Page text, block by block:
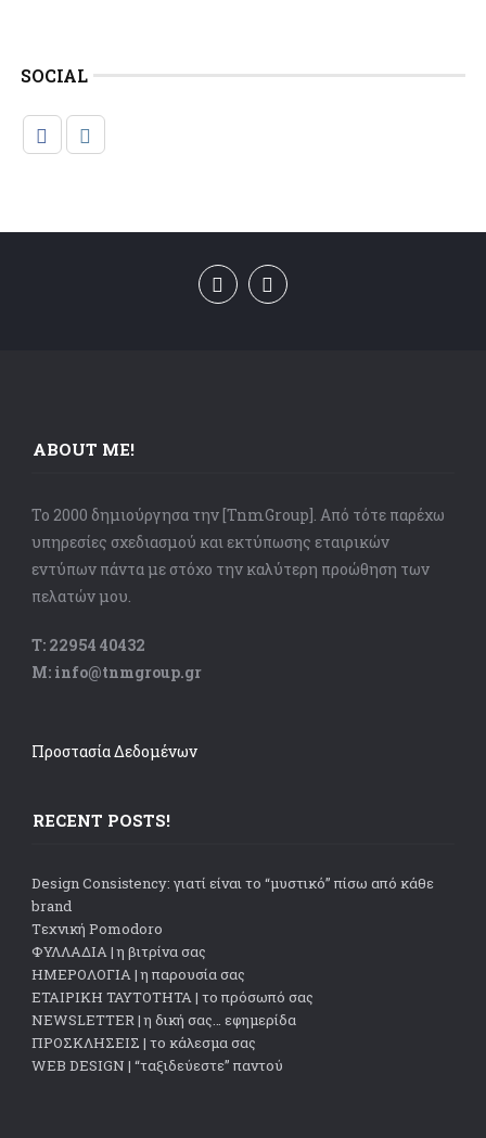
SOCIAL
ABOUT ME!
Το 2000 δημιούργησα την [TnmGroup]. Από τότε παρέχω
υπηρεσίες σχεδιασμού και εκτύπωσης εταιρικών
εντύπων πάντα με στόχο την καλύτερη προώθηση των
πελατών μου.
Τ: 22954 40432
Μ: info@tnmgroup.gr
Προστασία Δεδομένων
RECENT POSTS!
Design Consistency: γιατί είναι το “μυστικό” πίσω από κάθε
brand
Tεχνική Pomodoro
ΦΥΛΛΑΔΙΑ | η βιτρίνα σας
ΗΜΕΡΟΛΟΓΙΑ | η παρουσία σας
ΕΤΑΙΡΙΚΗ ΤΑΥΤΟΤΗΤΑ | το πρόσωπό σας
NEWSLETTER | η δική σας… εφημερίδα
ΠΡΟΣΚΛΗΣΕΙΣ | το κάλεσμα σας
WEB DESIGN | “ταξιδεύεστε” παντού